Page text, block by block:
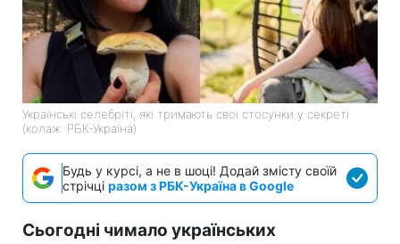
Українські селебріті, які тримають свої стосунки у секреті
(колаж: РБК-Україна)
Будь у курсі, а не в шоці! Додай змісту своїй
стрічці разом з РБК-Україна в Google
Сьогодні чимало українських